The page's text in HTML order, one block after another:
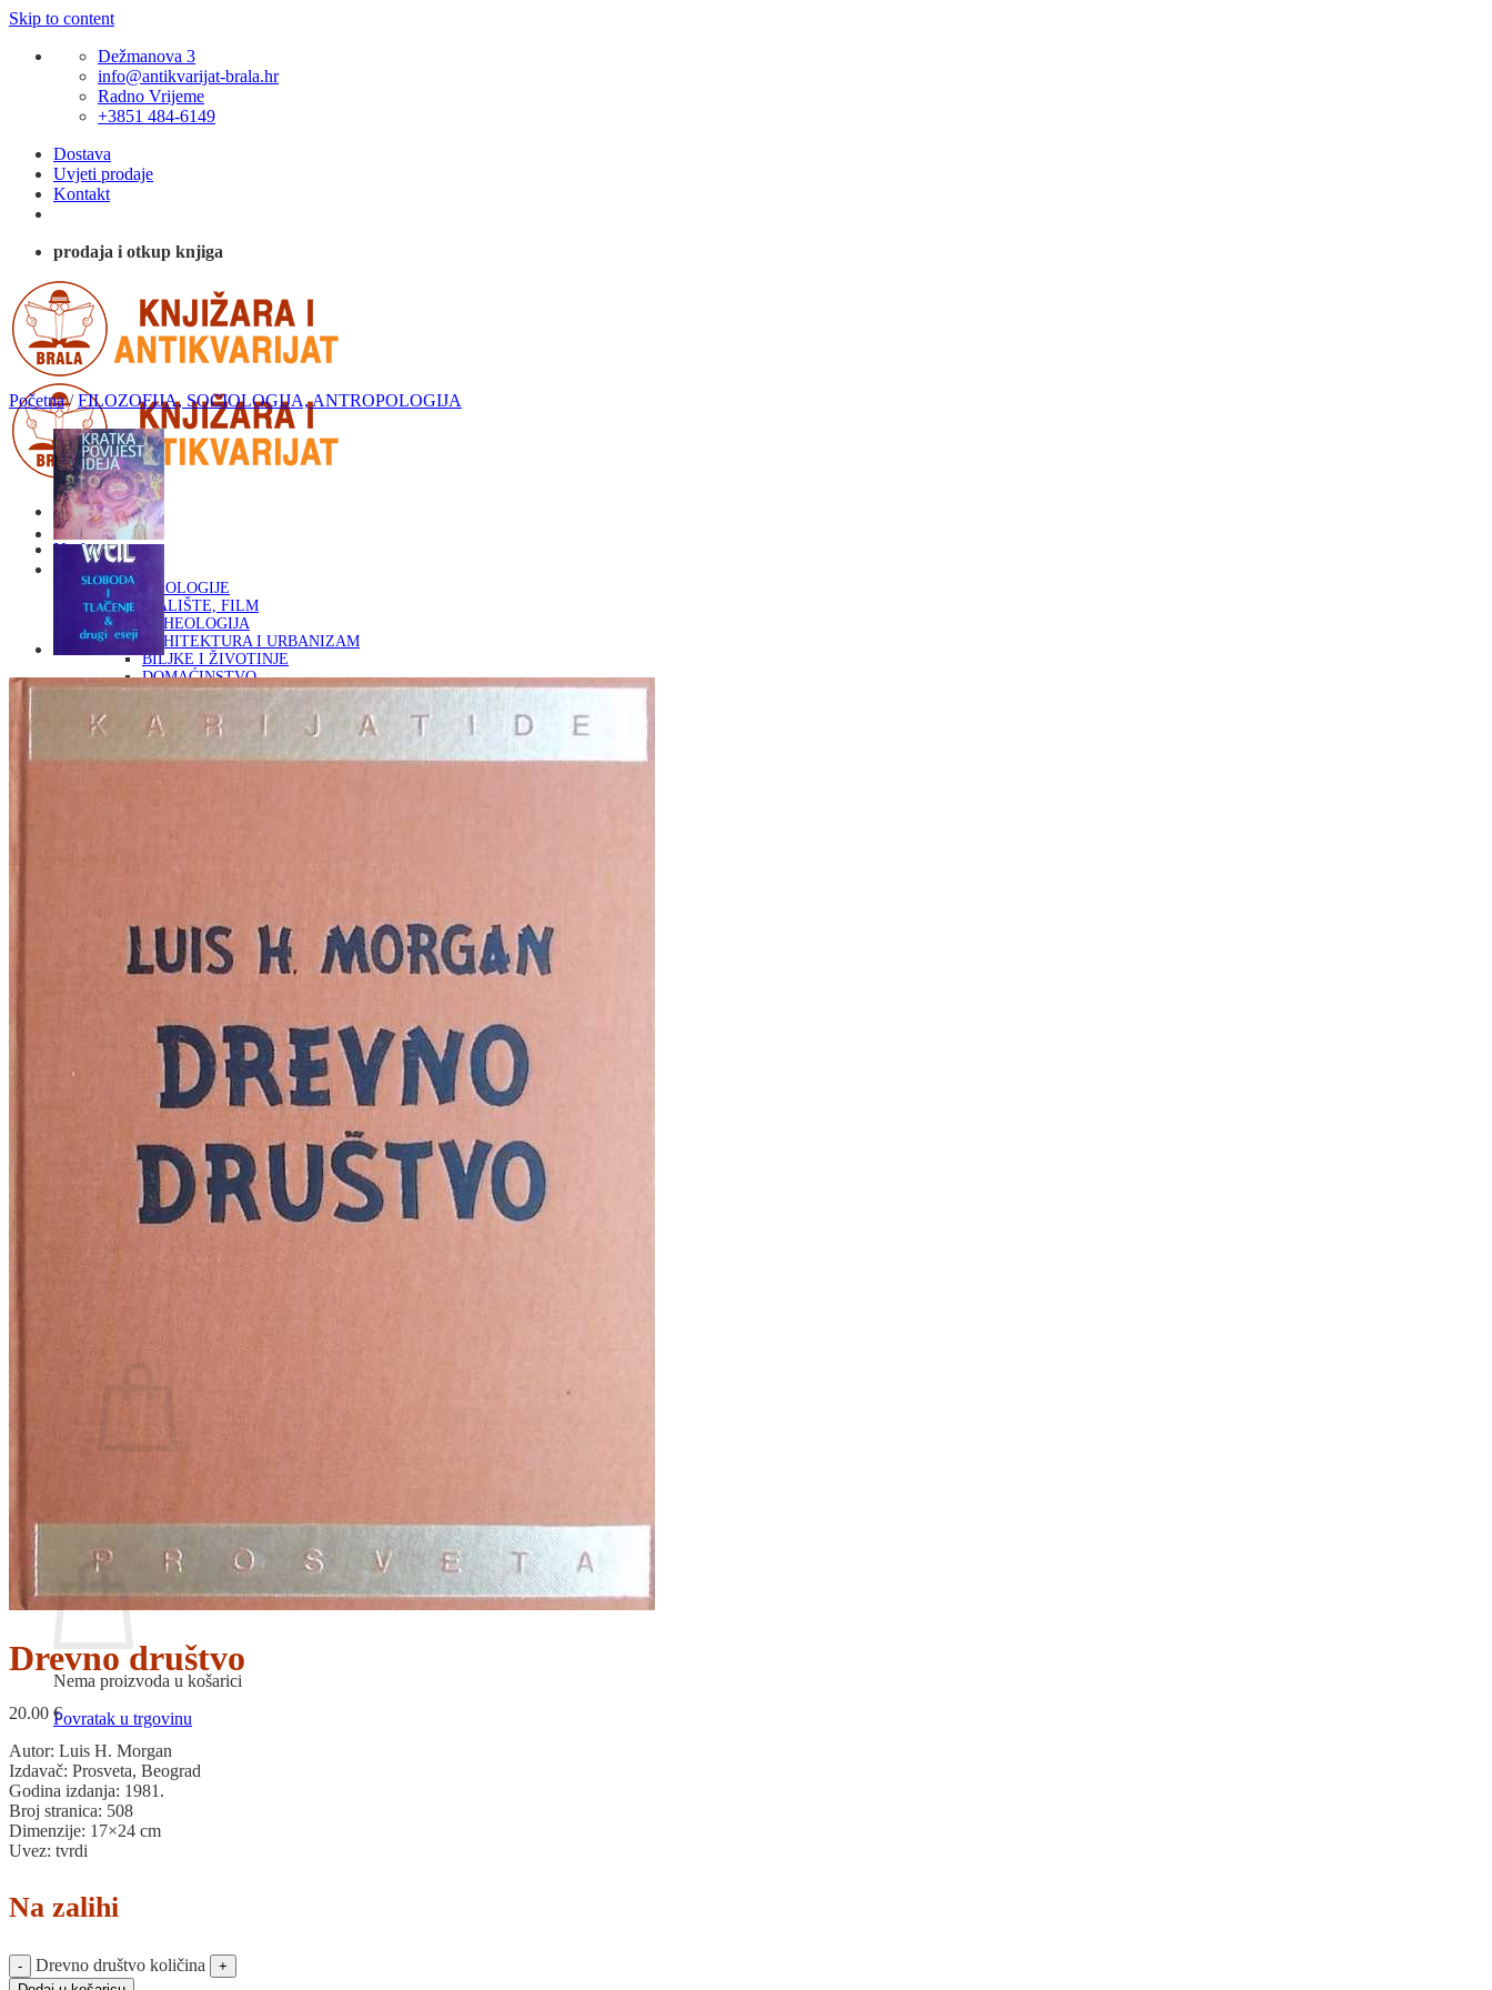
Skip to content
Dežmanova 3
info@antikvarijat-brala.hr
Radno Vrijeme
+3851 484-6149
Dostava
Uvjeti prodaje
Kontakt
prodaja i otkup knjiga
Naslovna
KNJIGE
OD ARHEOLOGIJE
DO KAZALIŠTE, FILM
ARHEOLOGIJA
ARHITEKTURA I URBANIZAM
BILJKE I ŽIVOTINJE
DOMAĆINSTVO
ENCIKLOPEDIJE I LEKSIKONI
ETNOLOGIJA
FILOZOFIJA, SOCIOLOGIJA, ANTROPOLOGIJA
GLAZBENA UMJETNOST
PRIRODNE ZNANOSTI
PSIHOLOGIJA, POPULARNA PSIHOLOGIJA,
ALTERNATIVA
RAZNO
DO ZEMLJOVIDA
RJEČNICI, GRAMATIKE, PRAVOPISI…
ŠAH
SPORT
STRIPOVI
TEHNIČKE ZNANOSTI
TEORIJA I POVIJEST KNJIŽEVNOSTI
VEDUTE
ZAGREB
ZEMLJOVIDI
Otkup knjiga
Košarica
Nema proizvoda u košarici
Povratak u trgovinu
Početna / FILOZOFIJA, SOCIOLOGIJA, ANTROPOLOGIJA
Drevno društvo
20.00 €
Autor: Luis H. Morgan
Izdavač: Prosveta, Beograd
Godina izdanja: 1981.
Broj stranica: 508
Dimenzije: 17×24 cm
Uvez: tvrdi
Na zalihi
Drevno društvo količina